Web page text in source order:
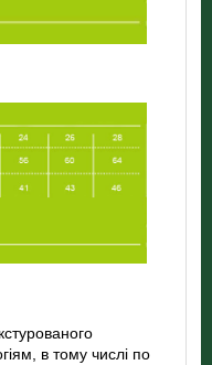
в тому числі по